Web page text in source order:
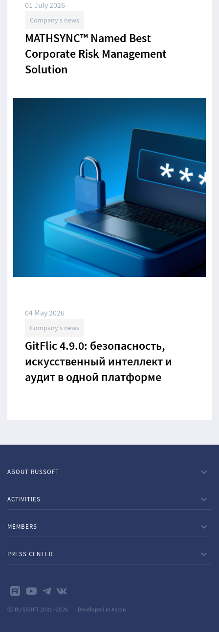
01 July 2026
Company's news
MATHSYNC™ Named Best
Corporate Risk Management
Solution
04 May 2026
Company's news
GitFlic 4.9.0: безопасность,
искусственный интеллект и
аудит в одной платформе
ABOUT RUSSOFT
ACTIVITIES
MEMBERS
PRESS CENTER
Ⓒ RUSSOFT 2001–2026 Developed in Aston